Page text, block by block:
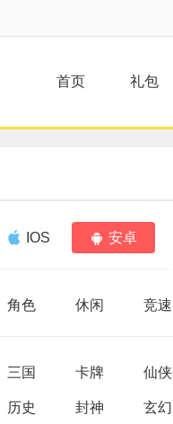
首页 礼包
IOS 安卓
角色 休闲 竞速
三国 卡牌 仙侠
历史 封神 玄幻